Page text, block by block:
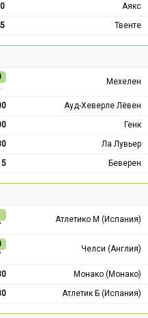
Аякс
Твенте
Мехелен
Ауд-Хеверле Лёвен
Генк
Ла Лувьер
Беверен
Атлетико М (Испания)
Челси (Англия)
Монако (Монако)
Атлетик Б (Испания)